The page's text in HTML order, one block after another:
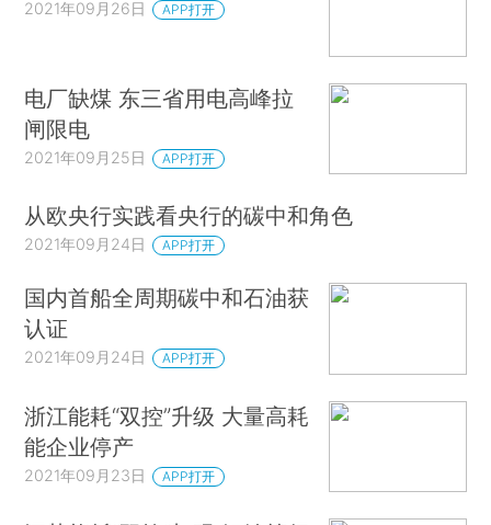
2021年09月26日 APP打开
电厂缺煤 东三省用电高峰拉
闸限电
2021年09月25日 APP打开
从欧央行实践看央行的碳中和角色
2021年09月24日 APP打开
国内首船全周期碳中和石油获
认证
2021年09月24日 APP打开
浙江能耗“双控”升级 大量高耗
能企业停产
2021年09月23日 APP打开